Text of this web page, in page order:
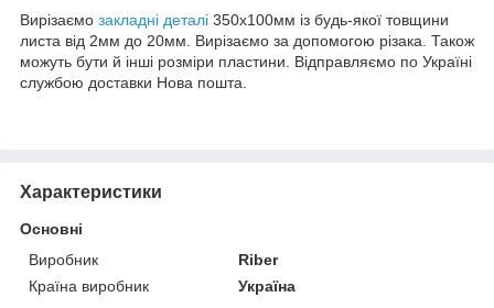
Вирізаємо закладні деталі 350х100мм із будь-якої товщини
листа від 2мм до 20мм. Вирізаємо за допомогою різака. Також
можуть бути й інші розміри пластини. Відправляємо по Україні
службою доставки Нова пошта.
Характеристики
Основні
Виробник
Riber
Країна виробник
Україна